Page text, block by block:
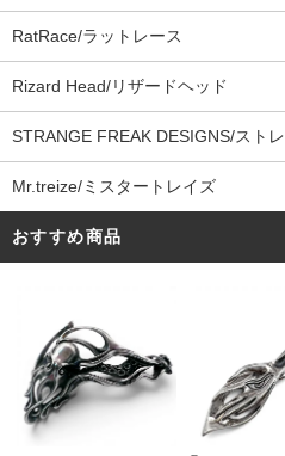
RatRace/ラットレース
Rizard Head/リザードヘッド
STRANGE FREAK DESIGNS/スト
Mr.treize/ミスタートレイズ
おすすめ商品